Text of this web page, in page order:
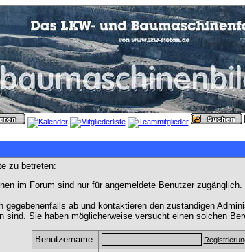
zu betreten:
im Forum sind nur für angemeldete Benutzer
ab und kontaktieren den zuständigen
Sie haben möglicherweise versucht einen solchen
Benutzername: